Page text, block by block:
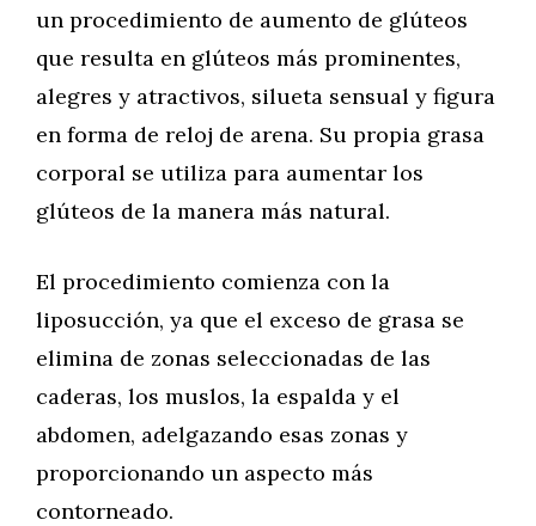
un procedimiento de aumento de glúteos
que resulta en glúteos más prominentes,
alegres y atractivos, silueta sensual y figura
en forma de reloj de arena. Su propia grasa
corporal se utiliza para aumentar los
glúteos de la manera más natural.
El procedimiento comienza con la
liposucción, ya que el exceso de grasa se
elimina de zonas seleccionadas de las
caderas, los muslos, la espalda y el
abdomen, adelgazando esas zonas y
proporcionando un aspecto más
contorneado.